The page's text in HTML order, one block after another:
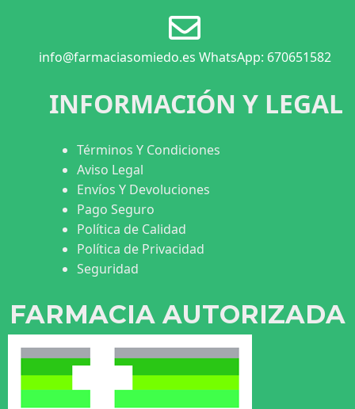
info@farmaciasomiedo.es WhatsApp: 670651582
INFORMACIÓN Y LEGAL
Términos Y Condiciones
Aviso Legal
Envíos Y Devoluciones
Pago Seguro
Política de Calidad
Política de Privacidad
Seguridad
FARMACIA AUTORIZADA